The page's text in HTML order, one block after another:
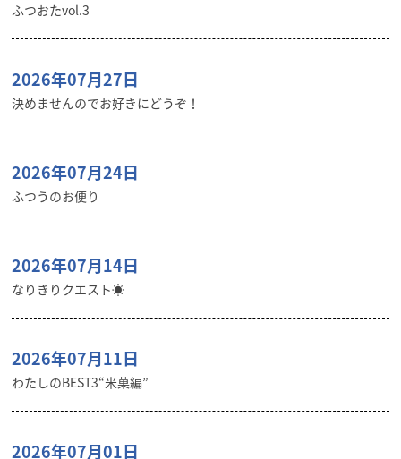
ふつおたvol.3
2026年07月27日
決めませんのでお好きにどうぞ！
2026年07月24日
ふつうのお便り
2026年07月14日
なりきりクエスト☀️
2026年07月11日
わたしのBEST3“米菓編”
2026年07月01日